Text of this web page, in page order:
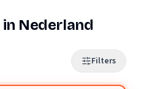
Nederland
Filters